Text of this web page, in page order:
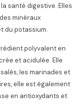
santé digestive. Elles
minéraux
du potassium.
polyvalent en
et acidulée. Elle
les marinades et
elle est également
en antioxydants et